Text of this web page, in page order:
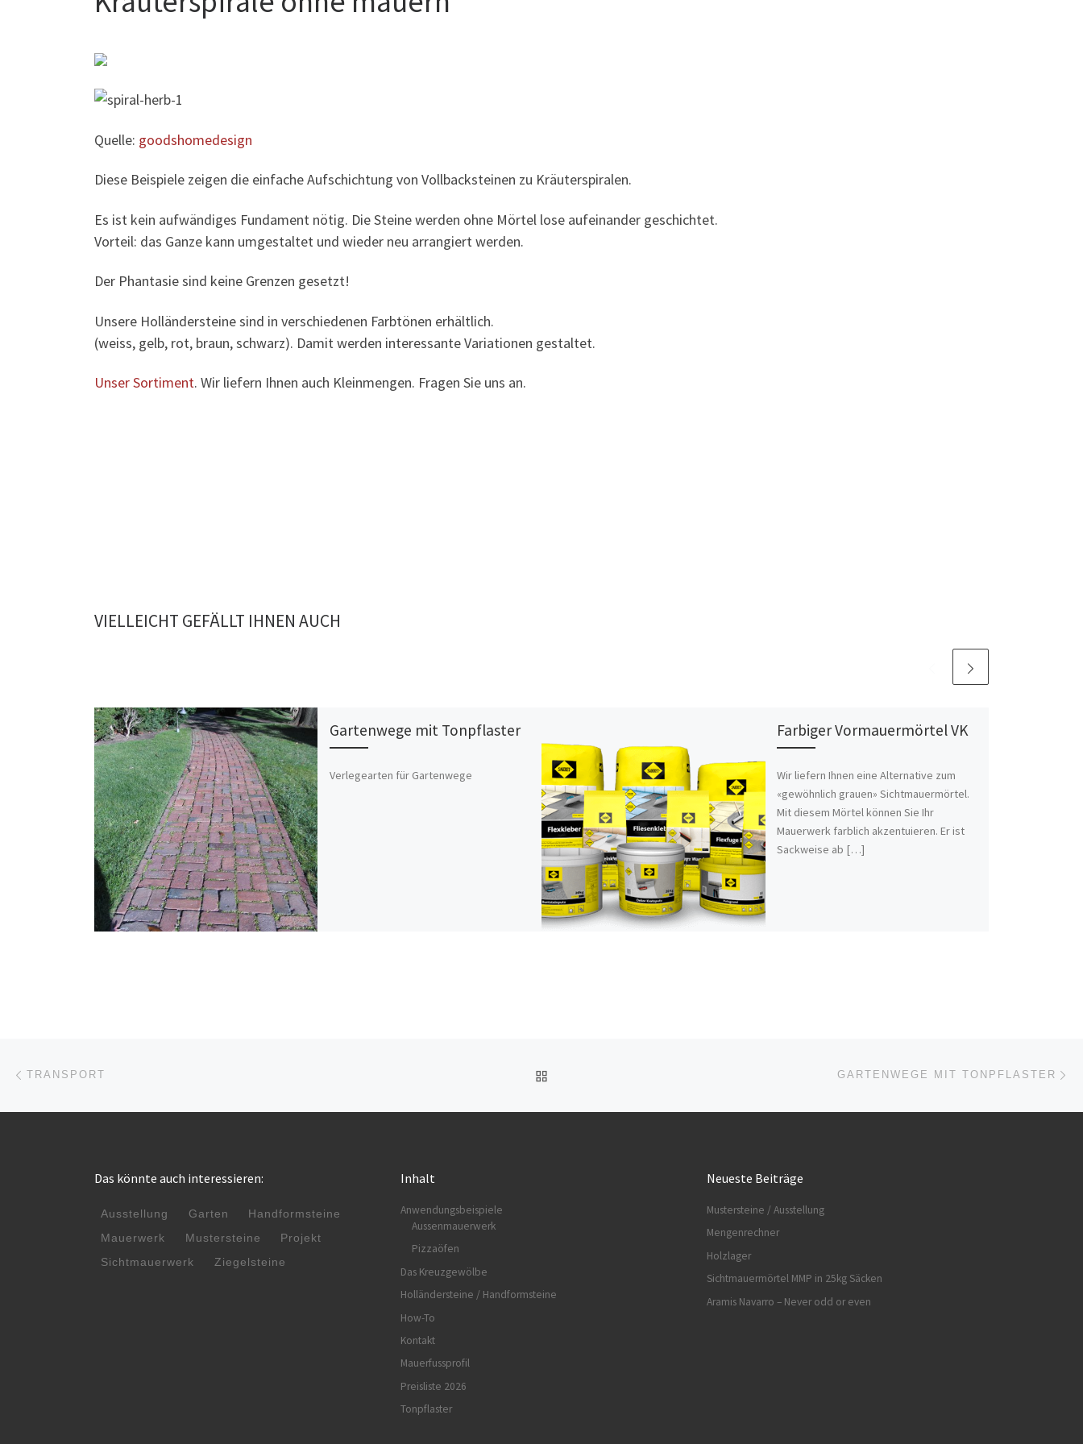
Quelle: goodshomedesign
Diese Beispiele zeigen die einfache Aufschichtung von Vollbacksteinen zu Kräuterspiralen.
Es ist kein aufwändiges Fundament nötig. Die Steine werden ohne Mörtel lose aufeinander geschichtet.
Vorteil: das Ganze kann umgestaltet und wieder neu arrangiert werden.
Der Phantasie sind keine Grenzen gesetzt!
Unsere Holländersteine sind in verschiedenen Farbtönen erhältlich.
(weiss, gelb, rot, braun, schwarz). Damit werden interessante Variationen gestaltet.
Unser Sortiment. Wir liefern Ihnen auch Kleinmengen. Fragen Sie uns an.
VIELLEICHT GEFÄLLT IHNEN AUCH
Gartenwege mit Tonpflaster
Verlegearten für Gartenwege
Farbiger Vormauermörtel VK
Wir liefern Ihnen eine Alternative zum
«gewöhnlich grauen» Sichtmauermörtel.
Mit diesem Mörtel können Sie Ihr
Mauerwerk farblich akzentuieren. Er ist
Sackweise ab […]
Beitragsnavigation
TRANSPORT GARTENWEGE MIT TONPFLASTER
Das könnte auch interessieren:
Ausstellung Garten
Handformsteine
Mauerwerk
Mustersteine
Projekt
Sichtmauerwerk
Ziegelsteine
Inhalt
Anwendungsbeispiele
Aussenmauerwerk
Pizzaöfen
Das Kreuzgewölbe
Holländersteine / Handformsteine
How-To
Kontakt
Mauerfussprofil
Preisliste 2026
Tonpflaster
Neueste Beiträge
Mustersteine / Ausstellung
Mengenrechner
Holzlager
Sichtmauermörtel MMP in 25kg Säcken
Aramis Navarro – Never odd or even